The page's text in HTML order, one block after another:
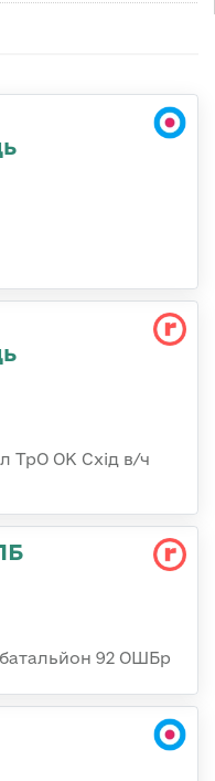
ТрО ОК Схід в/ч
92 ОШБр